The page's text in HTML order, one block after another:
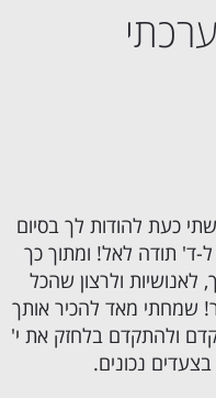
כעת להודות לך בסיום
ל-ד' תודה לאל! ומתוך כך
ולרצון שהכל
שמחתי מאד להכיר אותך
ולהתקדם בלחזק את י'
נכונים.